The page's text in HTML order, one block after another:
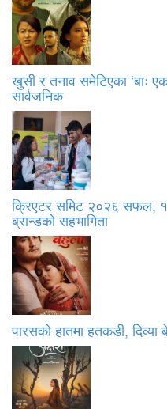
खुसी र तनाव समेटिएका ‘बाः
सार्वजनिक
क्रिएटर समिट २०२६ सफल,
ब्रान्डको सहभागिता
पारसको हातमा हतकडी, दिव्या